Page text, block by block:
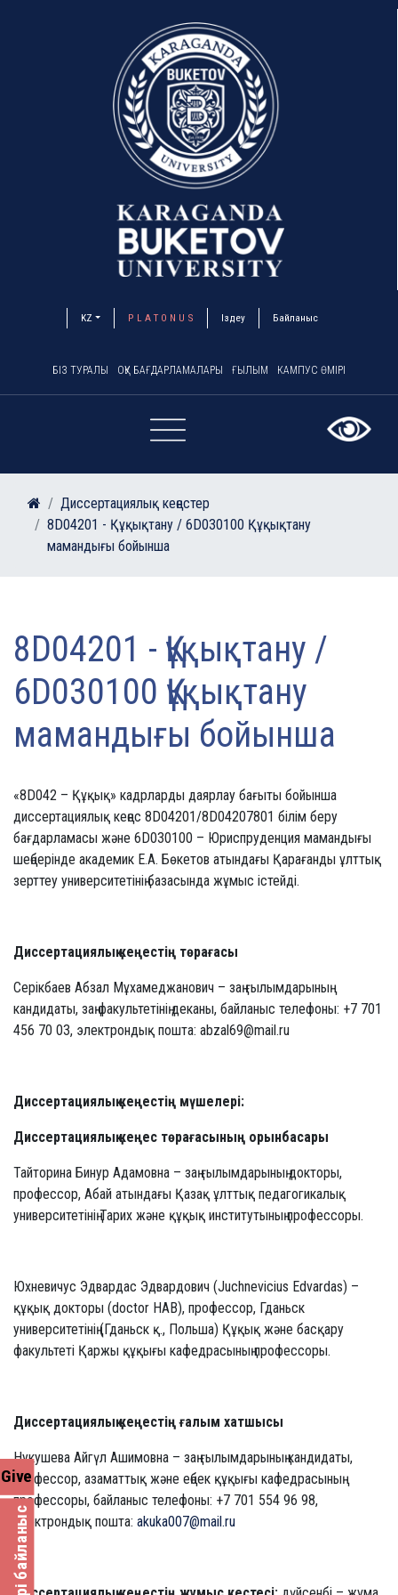
KZ P L A T O N U S Іздеу Байланыс
Кері байланыс
Give
БІЗ ТУРАЛЫ ОҚУ БАҒДАРЛАМАЛАРЫ ҒЫЛЫМ КАМПУС ӨМІРІ
Диссертациялық кеңестер
8D04201 - Құқықтану / 6D030100 Құқықтану
мамандығы бойынша
8D04201 - Құқықтану /
6D030100 Құқықтану
мамандығы бойынша
«8D042 – Құқық» кадрларды даярлау бағыты бойынша
диссертациялық кеңес 8D04201/8D04207801 білім беру
бағдарламасы және 6D030100 – Юриспруденция мамандығы
шеңберінде академик Е.А. Бөкетов атындағы Қарағанды ұлттық
зерттеу университетінің базасында жұмыс істейді.
Диссертациялық кеңестің төрағасы
Серікбаев Абзал Мұхамеджанович – заң ғылымдарының
кандидаты, заң факультетінің деканы, байланыс телефоны: +7 701
456 70 03, электрондық пошта: abzal69@mail.ru
Диссертациялық кеңестің мүшелері:
Диссертациялық кеңес төрағасының орынбасары
Тайторина Бинур Адамовна – заң ғылымдарының докторы,
профессор, Абай атындағы Қазақ ұлттық педагогикалық
университетінің Тарих және құқық институтының профессоры.
Юхневичус Эдвардас Эдвардович (Juchnevicius Edvardas) –
құқық докторы (doctor HAB), профессор, Гданьск
университетінің (Гданьск қ., Польша) Құқық және басқару
факультеті Қаржы құқығы кафедрасының профессоры.
Диссертациялық кеңестің ғалым хатшысы
Нукушева Айгүл Ашимовна – заң ғылымдарының кандидаты,
профессор, азаматтық және еңбек құқығы кафедрасының
профессоры, байланыс телефоны: +7 701 554 96 98,
электрондық пошта: akuka007@mail.ru